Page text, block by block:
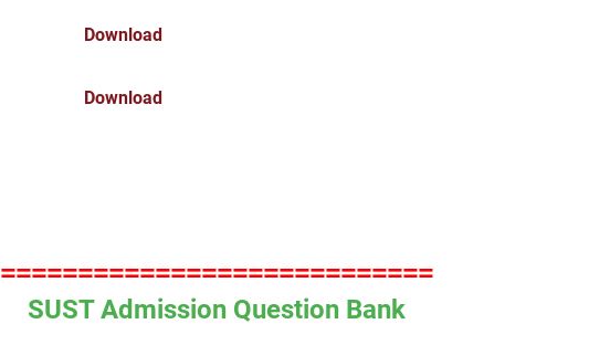
Download
Download
============================
SUST Admission Question Bank